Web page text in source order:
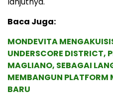
Baca Juga:
MONDEVITA
UNDERSCORE DISTRICT,
MAGLIANO, SEBAGAI
MEMBANGUN PLATFORM
BARU